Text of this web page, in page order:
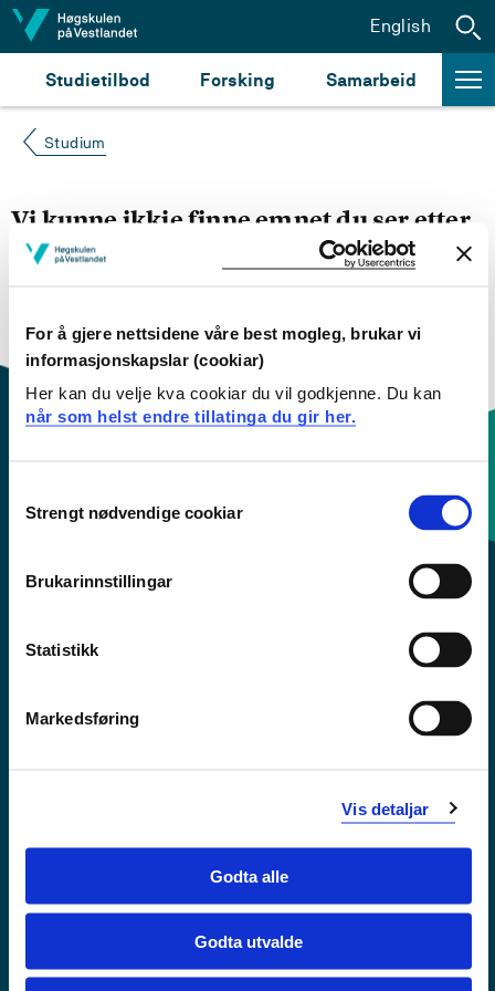
For å gjere nettsidene våre best mogleg, brukar vi
informasjonskapslar (cookiar)
Her kan du velje kva cookiar du vil godkjenne. Du kan
når som helst endre tillatinga du gir her.
Selection
Strengt nødvendige cookiar
Brukarinnstillingar
Statistikk
Markedsføring
Vis detaljar
Godta alle
Godta utvalde
Hopp til innhald
Studietilbod Forsking Samarbeid
English
Studium
Vi kunne ikkje finne emnet du ser etter
søke opp emnet du ser etter i
engelsk emneplan ved å klikke på «English».